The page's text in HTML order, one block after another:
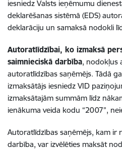
iesniedz Valsts ieņēmumu
deklarēšanas sistēmā (EDS)
deklarāciju un samaksā nodokli
Autoratlīdzībai, ko izmaksā
saimnieciskā darbība, nodokļus
autoratlīdzības saņēmējs. Tādā
izmaksātājs iesniedz VID
izmaksātajām summām līdz
ienākuma veida kodu “2007”,
Autoratlīdzības saņēmējs, kam ir
darbība, var izvēlēties maksāt